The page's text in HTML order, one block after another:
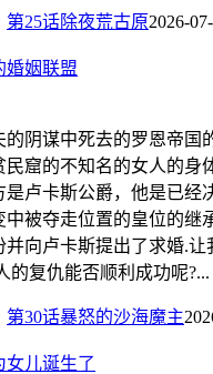
第25话除夜荒古原2026-
婚姻联盟
阴谋中死去的罗恩帝国
民窟的不知名的女人的身
是卢卡斯公爵，他是已经
中被夺走位置的皇位的继
并向卢卡斯提出了求婚.
的复仇能否顺利成功呢?...
第30话暴怒的沙海魔主
女儿诞生了